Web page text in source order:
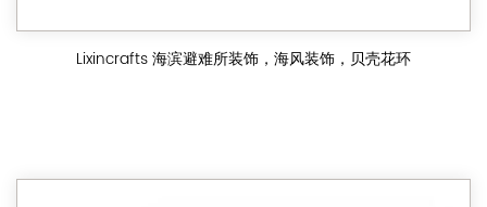
Lixincrafts 海滨避难所装饰，海风装饰，贝壳花环